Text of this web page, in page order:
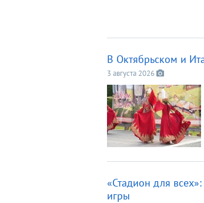
В Октябрьском и
3 августа 2026
«Стадион для
игры